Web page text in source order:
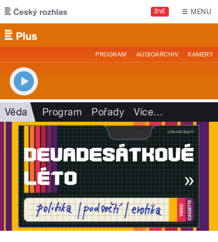
Přejít k hlavnímu obsahu
ŽIVĚ MENU
PROGRAM AUDIOARCHIV KAMERY
Věda Program Pořady Více…